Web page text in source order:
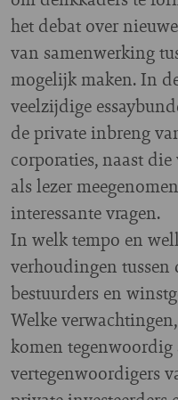
het debat over
van samenwerking
mogelijk maken. In
veelzijdige
de private inbreng
corporaties, naast
als lezer
interessante vragen.
In welk tempo en
verhoudingen tussen
bestuurders en
Welke
komen tegenwoordig
vertegenwoordigers